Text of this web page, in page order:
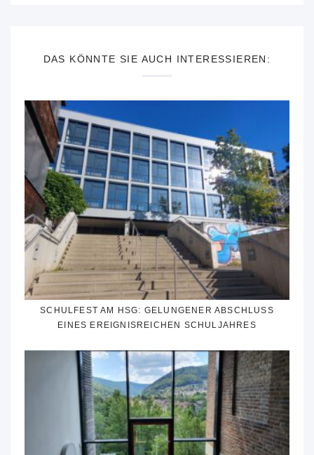
DAS KÖNNTE SIE AUCH INTERESSIEREN:
SCHULFEST AM HSG: GELUNGENER ABSCHLUSS
EINES EREIGNISREICHEN SCHULJAHRES